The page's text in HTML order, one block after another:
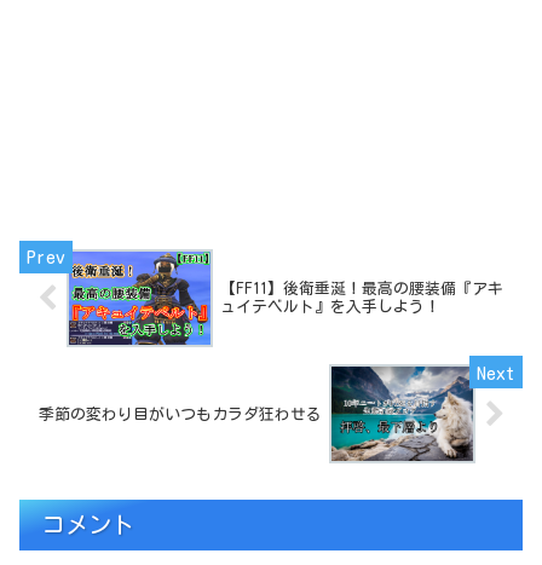
【FF11】後衛垂涎！最高の腰装備『アキ
ュイテベルト』を入手しよう！
季節の変わり目がいつもカラダ狂わせる
コメント